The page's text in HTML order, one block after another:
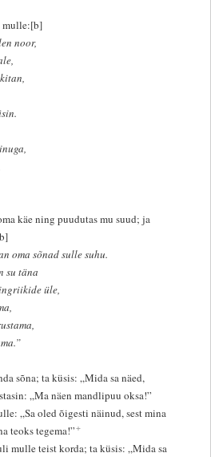
mulle:[b]
noor,
käe ning puudutas mu suud; ja
oma sõnad sulle suhu.
su täna
üle,
sõna; ta küsis: „Mida sa näed,
„Ma näen mandlipuu oksa!”
„Sa oled õigesti näinud, sest mina
teoks tegema!”+
mulle teist korda; ta küsis: „Mida sa